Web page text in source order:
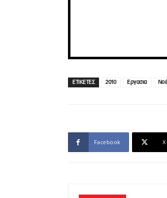
ΕΤΙΚΕΤΕΣ 2010 Εργασια
Facebook X